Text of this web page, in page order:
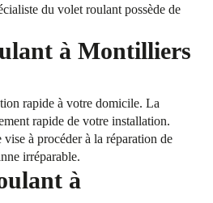
du volet roulant possède de
à Montilliers
rapide à votre domicile. La
rapide de votre installation.
à procéder à la réparation de
irréparable.
à